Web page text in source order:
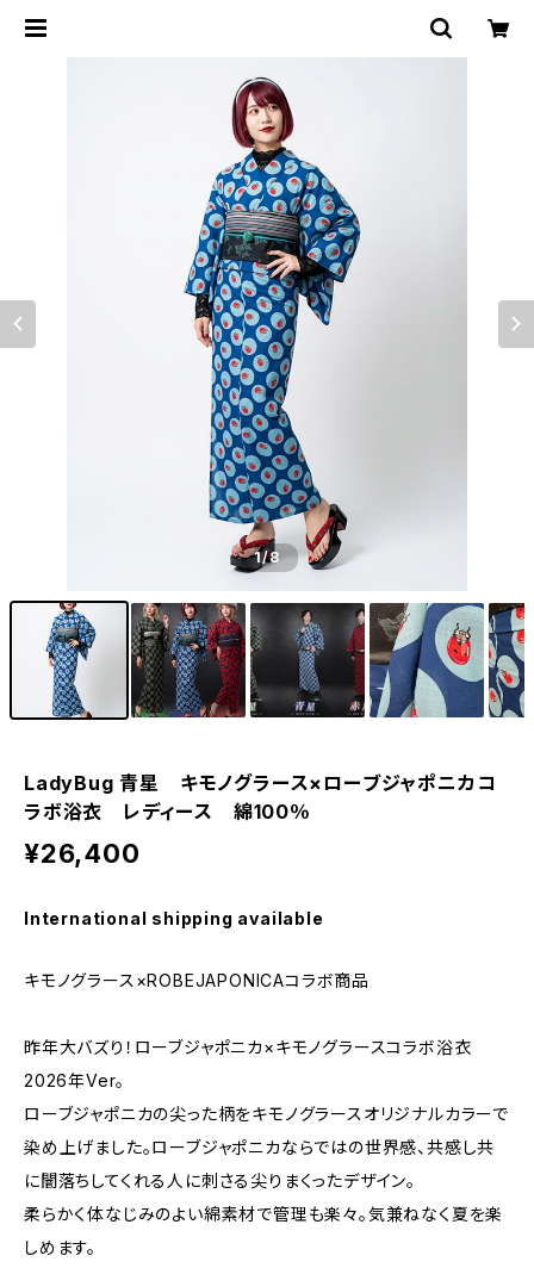
1/8
LadyBug 青星 キモノグラース×ローブジャポニカコ
ラボ浴衣 レディース 綿100％
¥26,400
International shipping available
キモノグラース×ROBEJAPONICAコラボ商品
昨年大バズり！ローブジャポニカ×キモノグラースコラボ浴衣
2026年Ver。
ローブジャポニカの尖った柄をキモノグラースオリジナルカラーで
染め上げました。ローブジャポニカならではの世界感、共感し共
に闇落ちしてくれる人に刺さる尖りまくったデザイン。
柔らかく体なじみのよい綿素材で管理も楽々。気兼ねなく夏を楽
しめます。